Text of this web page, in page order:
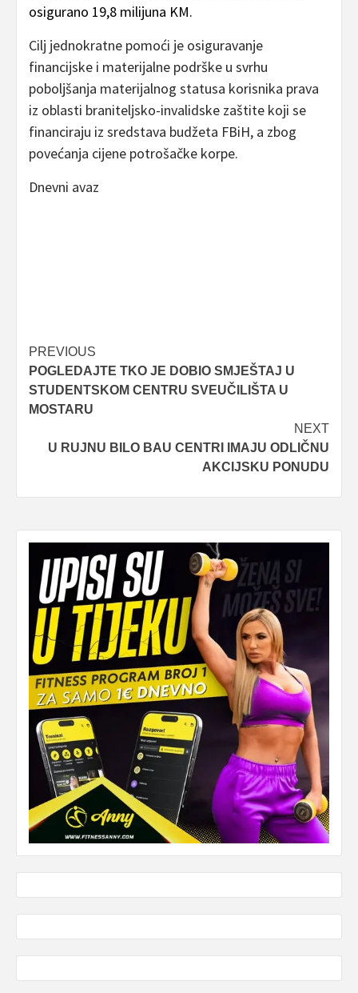
osigurano 19,8 milijuna KM.
Cilj jednokratne pomoći je osiguravanje
financijske i materijalne podrške u svrhu
poboljšanja materijalnog statusa korisnika prava
iz oblasti braniteljsko-invalidske zaštite koji se
financiraju iz sredstava budžeta FBiH, a zbog
povećanja cijene potrošačke korpe.
Dnevni avaz
Post
navigation
PREVIOUS
POGLEDAJTE TKO JE DOBIO SMJEŠTAJ U
STUDENTSKOM CENTRU SVEUČILIŠTA U
MOSTARU
NEXT
U RUJNU BILO BAU CENTRI IMAJU ODLIČNU
AKCIJSKU PONUDU